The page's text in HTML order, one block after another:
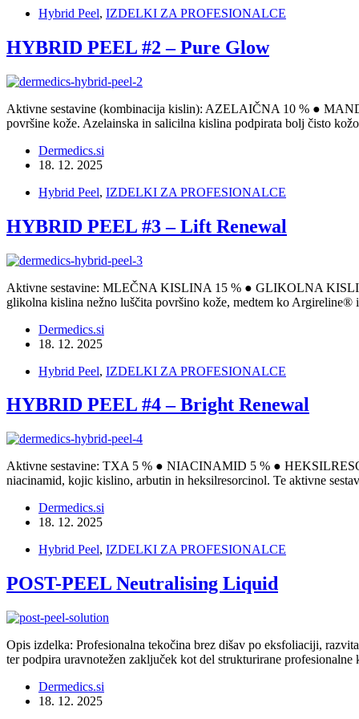
Hybrid Peel, IZDELKI ZA PROFESIONALCE
HYBRID PEEL #2 – Pure Glow
Aktivne sestavine (kombinacija kislin): AZELAIČNA 10 % ●
površine kože. Azelainska in salicilna kislina podpirata bolj čisto
Dermedics.si
18. 12. 2025
Hybrid Peel, IZDELKI ZA PROFESIONALCE
HYBRID PEEL #3 – Lift Renewal
Aktivne sestavine: MLEČNA KISLINA 15 % ● GLIKOLNA
glikolna kislina nežno luščita površino kože, medtem ko
Dermedics.si
18. 12. 2025
Hybrid Peel, IZDELKI ZA PROFESIONALCE
HYBRID PEEL #4 – Bright Renewal
Aktivne sestavine: TXA 5 % ● NIACINAMID 5 % ●
niacinamid, kojic kislino, arbutin in heksilresorcinol. Te aktivne
Dermedics.si
18. 12. 2025
Hybrid Peel, IZDELKI ZA PROFESIONALCE
POST-PEEL Neutralising Liquid
Opis izdelka: Profesionalna tekočina brez dišav po eksfoliaciji,
ter podpira uravnotežen zaključek kot del strukturirane
Dermedics.si
18. 12. 2025